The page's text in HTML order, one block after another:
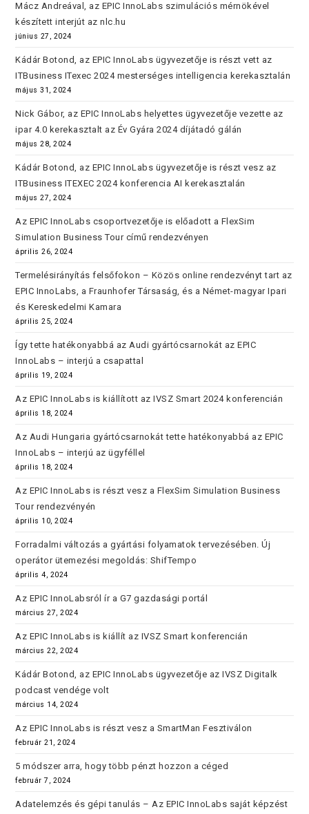
Mácz Andreával, az EPIC InnoLabs szimulációs mérnökével
készített interjút az nlc.hu
június 27, 2024
Kádár Botond, az EPIC InnoLabs ügyvezetője is részt vett az
ITBusiness ITexec 2024 mesterséges intelligencia kerekasztalán
május 31, 2024
Nick Gábor, az EPIC InnoLabs helyettes ügyvezetője vezette az
ipar 4.0 kerekasztalt az Év Gyára 2024 díjátadó gálán
május 28, 2024
Kádár Botond, az EPIC InnoLabs ügyvezetője is részt vesz az
ITBusiness ITEXEC 2024 konferencia AI kerekasztalán
május 27, 2024
Az EPIC InnoLabs csoportvezetője is előadott a FlexSim
Simulation Business Tour című rendezvényen
április 26, 2024
Termelésirányítás felsőfokon – Közös online rendezvényt tart az
EPIC InnoLabs, a Fraunhofer Társaság, és a Német-magyar Ipari
és Kereskedelmi Kamara
április 25, 2024
Így tette hatékonyabbá az Audi gyártócsarnokát az EPIC
InnoLabs – interjú a csapattal
április 19, 2024
Az EPIC InnoLabs is kiállított az IVSZ Smart 2024 konferencián
április 18, 2024
Az Audi Hungaria gyártócsarnokát tette hatékonyabbá az EPIC
InnoLabs – interjú az ügyféllel
április 18, 2024
Az EPIC InnoLabs is részt vesz a FlexSim Simulation Business
Tour rendezvényén
április 10, 2024
Forradalmi változás a gyártási folyamatok tervezésében. Új
operátor ütemezési megoldás: ShifTempo
április 4, 2024
Az EPIC InnoLabsról ír a G7 gazdasági portál
március 27, 2024
Az EPIC InnoLabs is kiállít az IVSZ Smart konferencián
március 22, 2024
Kádár Botond, az EPIC InnoLabs ügyvezetője az IVSZ Digitalk
podcast vendége volt
március 14, 2024
Az EPIC InnoLabs is részt vesz a SmartMan Fesztiválon
február 21, 2024
5 módszer arra, hogy több pénzt hozzon a céged
február 7, 2024
Adatelemzés és gépi tanulás – Az EPIC InnoLabs saját képzést